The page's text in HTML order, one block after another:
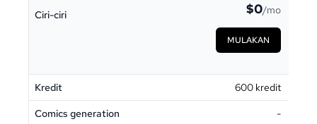
Ciri-ciri $0/mo
MULAKAN
Kredit 600 kredit
Comics generation -